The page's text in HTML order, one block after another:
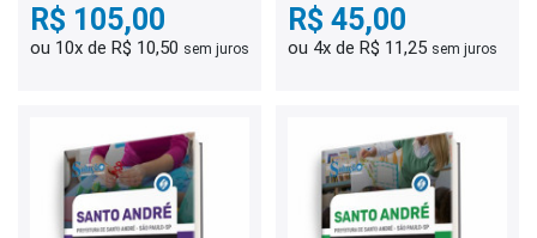
R$ 105,00
ou 10x de R$ 10,50 sem juros
R$ 45,00
ou 4x de R$ 11,25 sem juros